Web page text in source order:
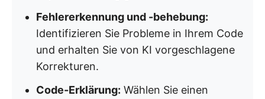
Fehlererkennung und -behebung:
Identifizieren Sie Probleme in Ihrem Code
und erhalten Sie von KI vorgeschlagene
Korrekturen.
Code-Erklärung: Wählen Sie einen